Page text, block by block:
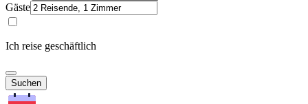
Gäste
Ich reise geschäftlich
Suchen